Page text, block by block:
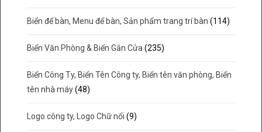
Biển để bàn, Menu để bàn, Sản phẩm trang trí bàn (114)
Biển Văn Phòng & Biển Gắn Cửa (235)
Biển Công Ty, Biển Tên Công ty, Biển tên văn phòng, Biển
tên nhà máy (48)
Logo công ty, Logo Chữ nổi (9)